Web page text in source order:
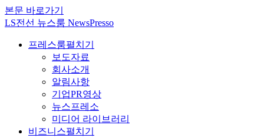
본문 바로가기
LS전선 뉴스룸 NewsPresso
프레스룸펼치기
보도자료
회사소개
알림사항
기업PR영상
뉴스프레소
미디어 라이브러리
비즈니스펼치기